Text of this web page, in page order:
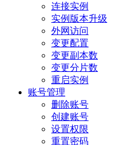
连接实例
实例版本升级
外网访问
变更配置
变更副本数
变更分片数
重启实例
账号管理
删除账号
创建账号
设置权限
重置密码